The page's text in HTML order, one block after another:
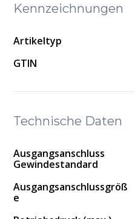
Technische Daten
Ausgangsanschluss
Gewindestandard
Ausgangsanschlussgröß
e
Kennzeichnungen
Artikeltyp
GTIN